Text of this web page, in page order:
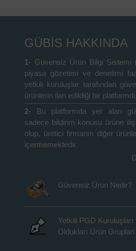
GÜBİS HAKKINDA
1- Güvensiz Ürün Bilgi Sistemi
piyasa gözetimi ve denetimi
yetkili kuruluşlar tarafından
ürünlerin ilan edildiği bir
2-
Bu platformda yer alan
sadece bildirim konusu ürüne
olup, üretici firmanın diğer
içermemektedir.
Güvensiz Ürün Nedir?
Yetkili PGD
Oldukları Ürün Grupları